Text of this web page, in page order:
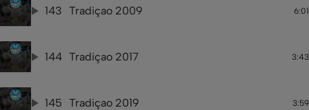
143 Tradiçao 2009 6:01
144 Tradiçao 2017 3:43
145 Tradiçao 2019 3:59